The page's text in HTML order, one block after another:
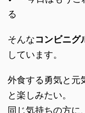
る
そんなコンビニグ
しています。
外食する勇気と元
と楽しみたい。
同じ気持ちの方に